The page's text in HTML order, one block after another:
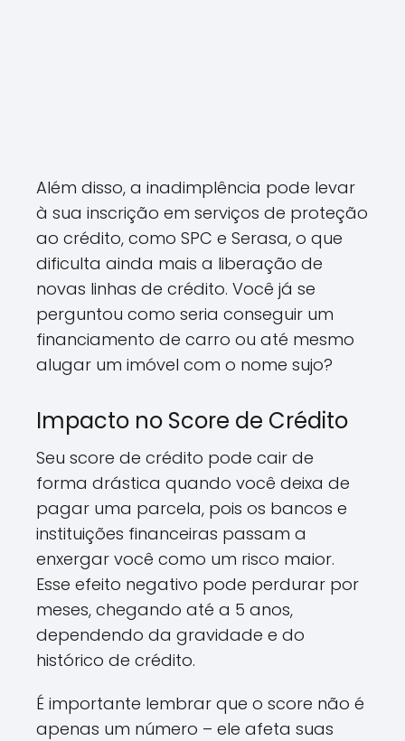
Além disso, a inadimplência pode levar
à sua inscrição em serviços de proteção
ao crédito, como SPC e Serasa, o que
dificulta ainda mais a liberação de
novas linhas de crédito. Você já se
perguntou como seria conseguir um
financiamento de carro ou até mesmo
alugar um imóvel com o nome sujo?
Impacto no Score de Crédito
Seu score de crédito pode cair de
forma drástica quando você deixa de
pagar uma parcela, pois os bancos e
instituições financeiras passam a
enxergar você como um risco maior.
Esse efeito negativo pode perdurar por
meses, chegando até a 5 anos,
dependendo da gravidade e do
histórico de crédito.
É importante lembrar que o score não é
apenas um número – ele afeta suas